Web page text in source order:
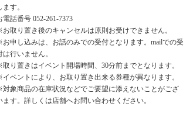
ます。
電話番号 052-261-7373
取り置き後のキャンセルは原則お受けできません。
申し込みは、お話のみでの受付となります。mailでの受
は行いません。
り置きはイベント開場時間、30分前までとなります。
ベントにより、お取り置き出来る券種が異なります。
象商品の在庫状況などでご要望に添えないことがござ
ます。詳しくは店舗へお問い合わせください。